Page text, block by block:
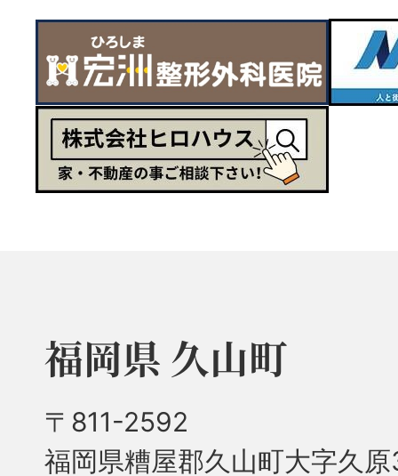
福岡県 久山町
〒811-2592
福岡県糟屋郡久山町大字久